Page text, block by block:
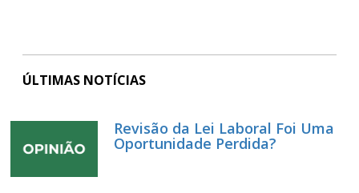
ÚLTIMAS NOTÍCIAS
Revisão da Lei Laboral Foi Uma
Oportunidade Perdida?